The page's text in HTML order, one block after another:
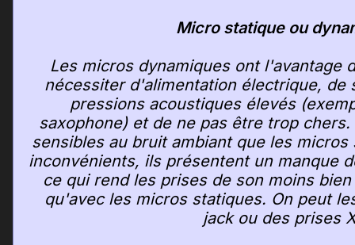
Micro statique ou
Les micros dynamiques ont l'avantage
nécessiter d'alimentation électrique, de
pressions acoustiques élevés
saxophone) et de ne pas être trop
sensibles au bruit ambiant que les
inconvénients, ils présentent un manque
ce qui rend les prises de son moins
qu'avec les micros statiques. On peut
jack ou des prises